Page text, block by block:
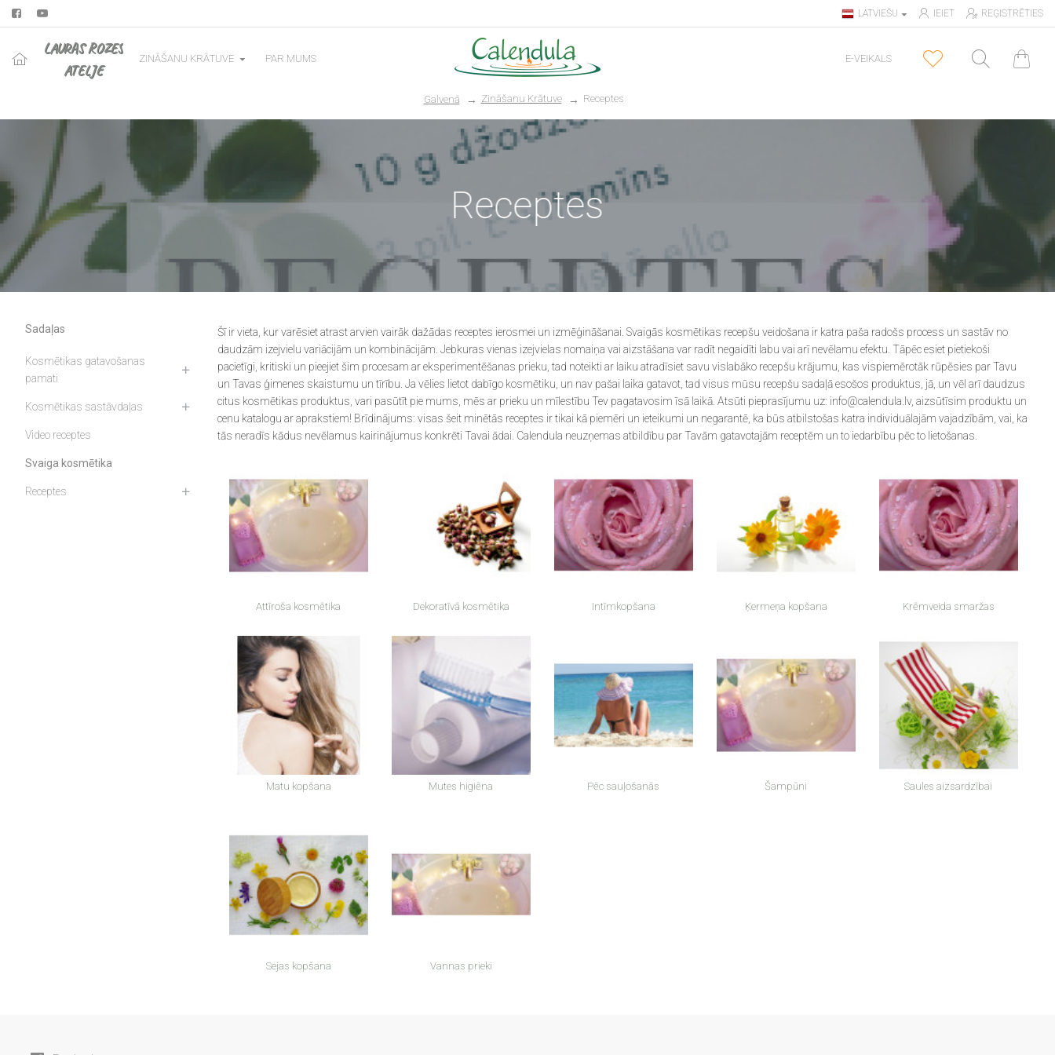
LATVIEŠU IEIET REĢISTRĒTIES
LAURAS ROZES
ATELJE
ZINĀŠANU KRĀTUVE
Kosmētikas sastāvdaļas
Receptes
Attīroša kosmētika
Ķermeņa kopšana
Matu kopšana
Mutes higiēna
Pēc sauļošanās
Saules aizsardzībai
Sejas kopšana
Vannas prieki
PAR MUMS E-VEIKALS
Galvenā Zināšanu Krātuve Receptes
Receptes
Sadaļas
Kosmētikas gatavošanas
pamati
Kosmētikas sastāvdaļas
Video receptes
Svaiga kosmētika
Receptes
Šī ir vieta, kur varēsiet atrast arvien vairāk dažādas receptes ierosmei un izmēģināšanai. Svaigās kosmētikas recepšu veidošana ir katra paša radošs process un sastāv no
daudzām izejvielu variācijām un kombinācijām. Jebkuras vienas izejvielas nomaiņa vai aizstāšana var radīt negaidīti labu vai arī nevēlamu efektu. Tāpēc esiet pietiekoši
pacietīgi, kritiski un pieejiet šim procesam ar eksperimentēšanas prieku, tad noteikti ar laiku atradīsiet savu vislabāko recepšu krājumu, kas vispiemērotāk rūpēsies par Tavu
un Tavas ģimenes skaistumu un tīrību. Ja vēlies lietot dabīgo kosmētiku, un nav pašai laika gatavot, tad visus mūsu recepšu sadaļā esošos produktus, jā, un vēl arī daudzus
citus kosmētikas produktus, vari pasūtīt pie mums, mēs ar prieku un mīlestību Tev pagatavosim īsā laikā. Atsūti pieprasījumu uz: info@calendula.lv, aizsūtīsim produktu un
cenu katalogu ar aprakstiem! Brīdinājums: visas šeit minētās receptes ir tikai kā piemēri un ieteikumi un negarantē, ka būs atbilstošas katra individuālajām vajadzībām, vai, ka
tās neradīs kādus nevēlamus kairinājumus konkrēti Tavai ādai. Calendula neuzņemas atbildību par Tavām gatavotajām receptēm un to iedarbību pēc to lietošanas.
Attīroša kosmētika Dekoratīvā kosmētika Intīmkopšana Ķermeņa kopšana Krēmveida smaržas
Matu kopšana Mutes higiēna Pēc sauļošanās Šampūni Saules aizsardzībai
Sejas kopšana Vannas prieki